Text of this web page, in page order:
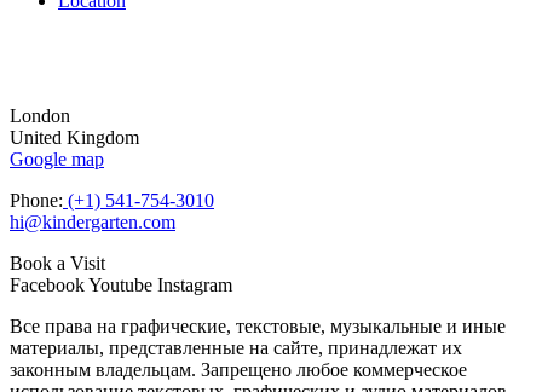
London
United Kingdom
Google map
Phone: (+1) 541-754-3010
hi@kindergarten.com
Book a Visit
FacebookYoutube Instagram
Все права на графические, текстовые, музыкальные и иные
материалы, представленные на сайте, принадлежат их
законным владельцам. Запрещено любое коммерческое